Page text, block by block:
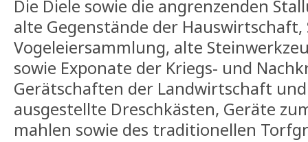
Die Diele sowie die angrenzenden
alte Gegenstände der
Vogeleiersammlung, alte
sowie Exponate der Kriegs- und
Gerätschaften der Landwirtschaft
ausgestellte Dreschkästen, Geräte
mahlen sowie des traditionellen